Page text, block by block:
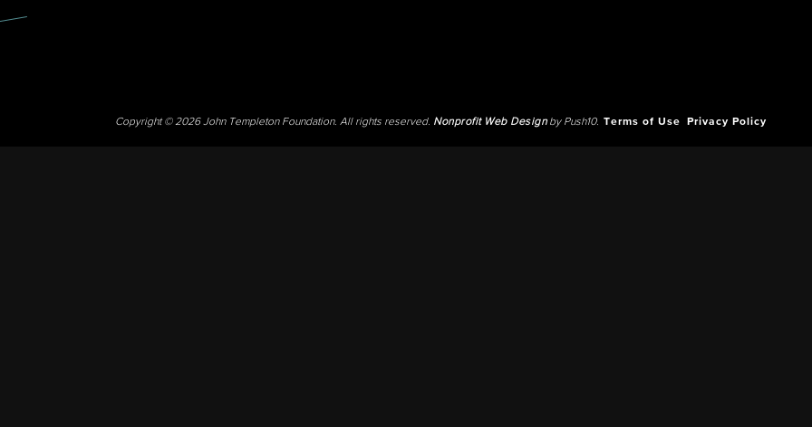
Copyright © 2026 John Templeton Foundation. All rights reserved. Nonprofit Web Designby Push10. Terms of Use Privacy Policy